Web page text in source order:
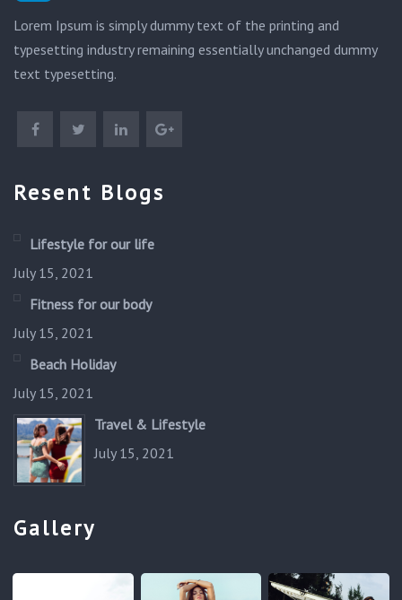
Lorem Ipsum is simply dummy text of the printing and
typesetting industry remaining essentially unchanged dummy
text typesetting.
Resent Blogs
Lifestyle for our life
July 15, 2021
Fitness for our body
July 15, 2021
Beach Holiday
July 15, 2021
Travel & Lifestyle
July 15, 2021
Gallery